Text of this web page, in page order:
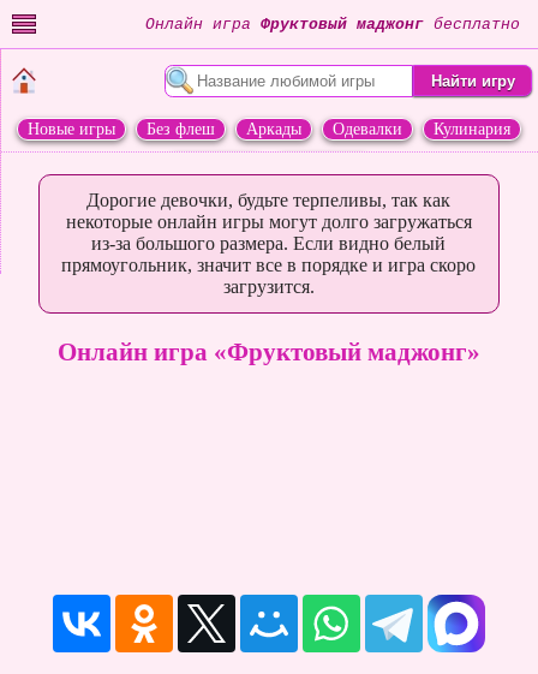
Онлайн игра Фруктовый маджонг бесплатно
Новые игры Без флеш Аркады Одевалки
Кулинария
Дорогие девочки, будьте терпеливы, так как
некоторые онлайн игры могут долго загружаться
из-за большого размера. Если видно белый
прямоугольник, значит все в порядке и игра скоро
загрузится.
Онлайн игра «Фруктовый маджонг»